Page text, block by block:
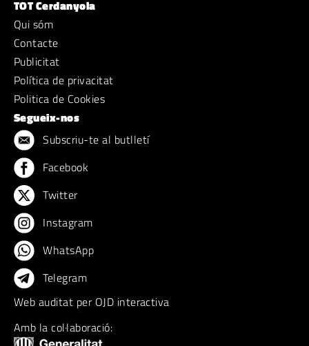
TOT Cerdanyola
Qui sóm
Contacte
Publicitat
Política de privacitat
Politica de Cookies
Segueix-nos
Subscriu-te al butlletí
Facebook
Twitter
Instagram
WhatsApp
Telegram
Web auditat per OJD interactiva
Amb la col·laboració: